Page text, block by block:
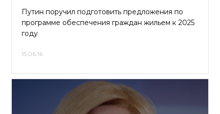
Путин поручил подготовить предложения по
программе обеспечения граждан жильем к 2025
году
15.06.16